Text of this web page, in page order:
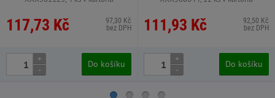
117,73 Kč
97,30 Kč
bez DPH
+
-
Do košíku
111,93 Kč
92,50 Kč
bez DPH
+
-
Do košíku